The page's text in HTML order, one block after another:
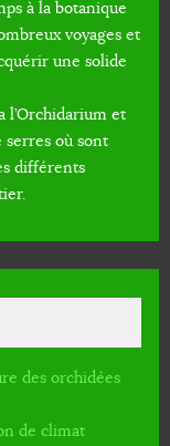
à la botanique
voyages et
une solide
l’Orchidarium et
serres où sont
différents
des orchidées
de climat